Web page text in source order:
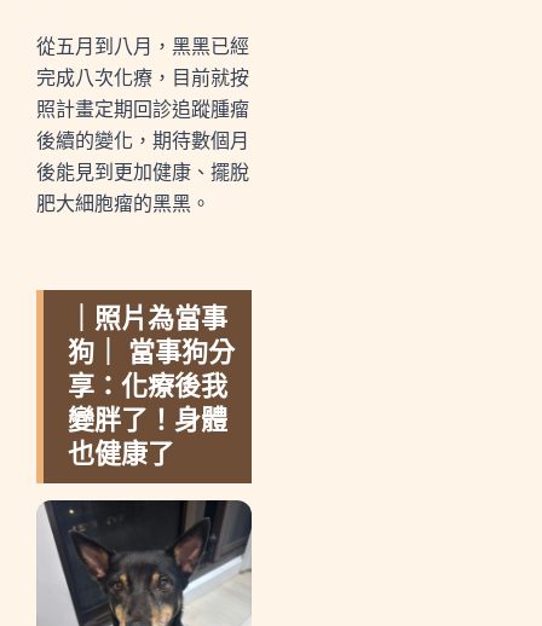
從五月到八月，黑黑已經
完成八次化療，目前就按
照計畫定期回診追蹤腫瘤
後續的變化，期待數個月
後能見到更加健康、擺脫
肥大細胞瘤的黑黑。
｜照片為當事
狗｜ 當事狗分
享：化療後我
變胖了！身體
也健康了